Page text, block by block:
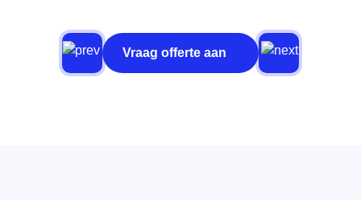
Vraag offerte aan